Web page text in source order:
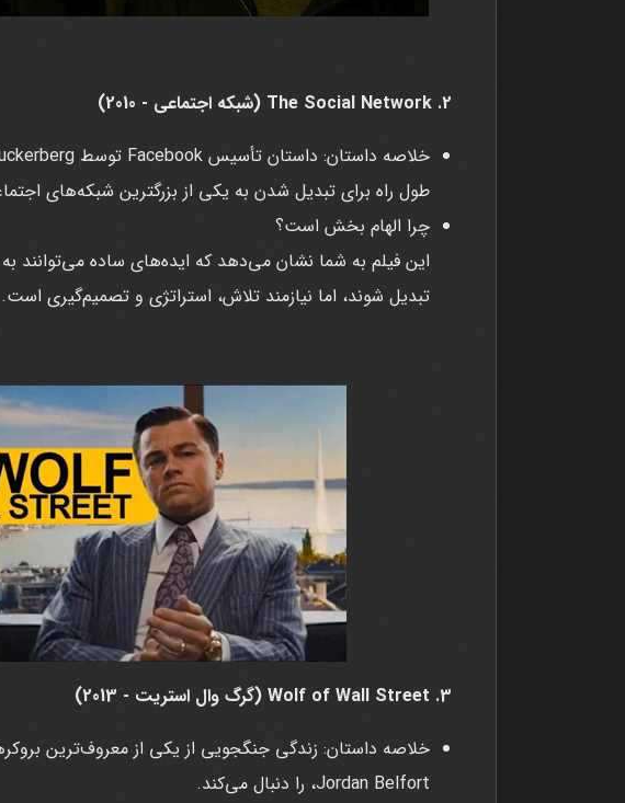
2. The Social Network (شبکه اجتماعی - 2010)
طول راه برای تبدیل شدن به یکی از بزرگترین شبکه‌های
چرا الهام بخش است؟
این فیلم به شما نشان می‌دهد که ایده‌های ساده می‌توانند
تبدیل شوند، اما نیازمند تلاش، استراتژی و تصمیم‌گیری است.
3. Wolf of Wall Street (گرگ وال استریت - 2013)
خلاصه داستان: زندگی جنگجویی از یکی از معروف‌ترین
Jordan Belfort، را دنبال می‌کند.